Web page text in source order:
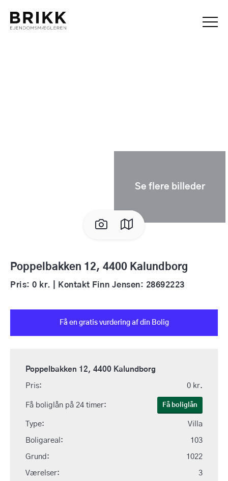
Se flere billeder
Poppelbakken 12, 4400 Kalundborg
Pris: 0 kr. | Kontakt Finn Jensen: 28692223
Poppelbakken 12, 4400 Kalundborg
Pris: 0 kr.
Få boliglån på 24 timer: Få boliglån
Type: Villa
Boligareal: 103
Grund: 1022
Værelser: 3
Få en gratis vurdering af din Bolig